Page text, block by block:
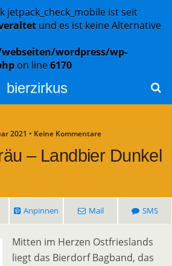
jetpack_check_mobile ist seit
und es ist keine Alternative
wordpress/wp-
on line6170
bierzirkus
2021 • Keine Kommentare
– Landbier Dunkel
Anpinnen Mail SMS
Mitten im Herzen Ostfrieslands
liegt das Bierdorf Bagband, das